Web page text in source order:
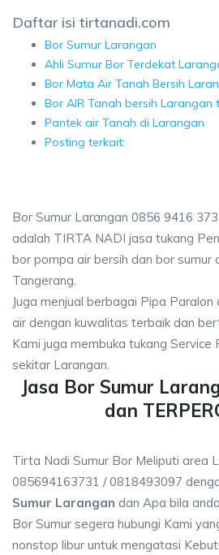
Daftar isi tirtanadi.com
Bor Sumur Larangan
Ahli Sumur Bor Terdekat
Bor Mata Air Tanah Bersih
Bor AIR Tanah bersih Larangan
Pantek air Tanah di Larangan
Posting terkait:
Bor Sumur Larangan 0856 9416
adalah TIRTA NADI jasa tukang
bor pompa air bersih dan bor sumur
Tangerang.
Juga menjual berbagai Pipa
air dengan kuwalitas terbaik dan
Kami juga membuka tukang Service
sekitar Larangan.
Jasa Bor Sumur
dan
Tirta Nadi Sumur Bor Meliputi area
085694163731 / 0818493097
Sumur Larangan dan Apa bila
Bor Sumur segera hubungi Kami
nonstop libur untuk mengatasi